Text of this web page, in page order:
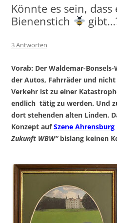
Könnte es sein,
Bienenstich
3 Antworten
Vorab: Der Waldemar-
der Autos, Fahrräder und nicht
Verkehr ist zu einer
endlich tätig zu werden. Und
dort stehenden alten Linden.
Konzept aufSzene Ahrensburg
Zukunft WBW“bislang keinen